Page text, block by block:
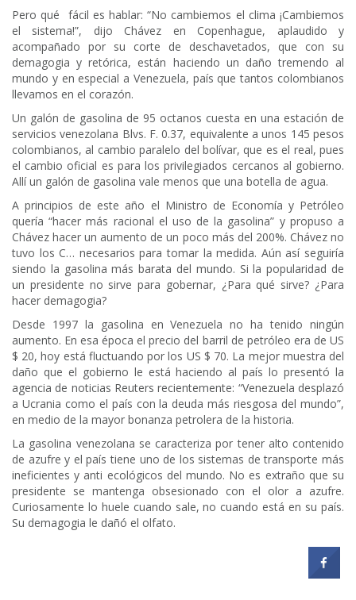
Pero qué fácil es hablar: “No cambiemos el clima ¡Cambiemos
el sistema!”, dijo Chávez en Copenhague, aplaudido y
acompañado por su corte de deschavetados, que con su
demagogia y retórica, están haciendo un daño tremendo al
mundo y en especial a Venezuela, país que tantos colombianos
llevamos en el corazón.
Un galón de gasolina de 95 octanos cuesta en una estación de
servicios venezolana Blvs. F. 0.37, equivalente a unos 145 pesos
colombianos, al cambio paralelo del bolívar, que es el real, pues
el cambio oficial es para los privilegiados cercanos al gobierno.
Allí un galón de gasolina vale menos que una botella de agua.
A principios de este año el Ministro de Economía y Petróleo
quería “hacer más racional el uso de la gasolina” y propuso a
Chávez hacer un aumento de un poco más del 200%. Chávez no
tuvo los C… necesarios para tomar la medida. Aún así seguiría
siendo la gasolina más barata del mundo. Si la popularidad de
un presidente no sirve para gobernar, ¿Para qué sirve? ¿Para
hacer demagogia?
Desde 1997 la gasolina en Venezuela no ha tenido ningún
aumento. En esa época el precio del barril de petróleo era de US
$ 20, hoy está fluctuando por los US $ 70. La mejor muestra del
daño que el gobierno le está haciendo al país lo presentó la
agencia de noticias Reuters recientemente: “Venezuela desplazó
a Ucrania como el país con la deuda más riesgosa del mundo”,
en medio de la mayor bonanza petrolera de la historia.
La gasolina venezolana se caracteriza por tener alto contenido
de azufre y el país tiene uno de los sistemas de transporte más
ineficientes y anti ecológicos del mundo. No es extraño que su
presidente se mantenga obsesionado con el olor a azufre.
Curiosamente lo huele cuando sale, no cuando está en su país.
Su demagogia le dañó el olfato.